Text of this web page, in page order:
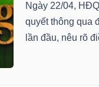
Ngày 22/04,
quyết thông qua
lần đầu, nêu rõ